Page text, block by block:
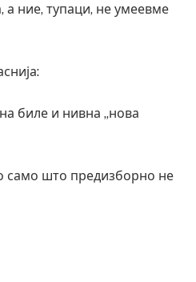
а ние, тупаци, не умеевме
биле и нивна „нова
само што предизборно не